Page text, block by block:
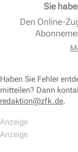
Sie
Den Online-
Haben Sie Fehler
mitteilen? Dann
redaktion@zfk.de.